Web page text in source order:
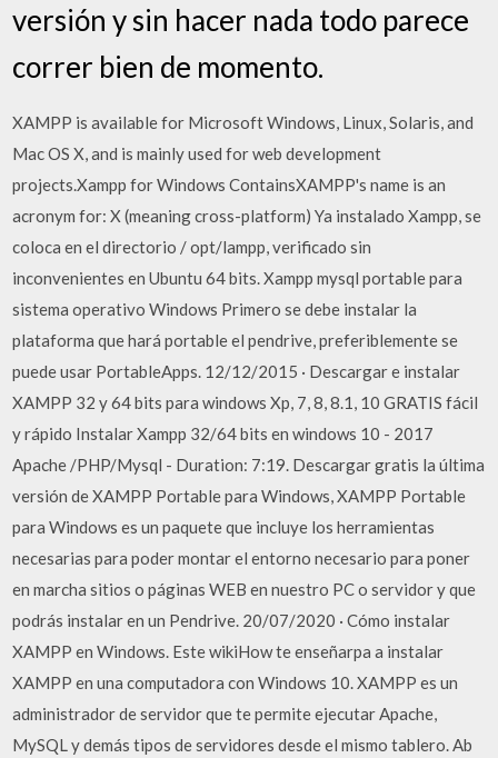
versión y sin hacer nada todo parece
correr bien de momento.
XAMPP is available for Microsoft Windows, Linux, Solaris, and
Mac OS X, and is mainly used for web development
projects.Xampp for Windows ContainsXAMPP's name is an
acronym for: X (meaning cross-platform) Ya instalado Xampp, se
coloca en el directorio / opt/lampp, verificado sin
inconvenientes en Ubuntu 64 bits. Xampp mysql portable para
sistema operativo Windows Primero se debe instalar la
plataforma que hará portable el pendrive, preferiblemente se
puede usar PortableApps. 12/12/2015 · Descargar e instalar
XAMPP 32 y 64 bits para windows Xp, 7, 8, 8.1, 10 GRATIS fácil
y rápido Instalar Xampp 32/64 bits en windows 10 - 2017
Apache /PHP/Mysql - Duration: 7:19. Descargar gratis la última
versión de XAMPP Portable para Windows, XAMPP Portable
para Windows es un paquete que incluye los herramientas
necesarias para poder montar el entorno necesario para poner
en marcha sitios o páginas WEB en nuestro PC o servidor y que
podrás instalar en un Pendrive. 20/07/2020 · Cómo instalar
XAMPP en Windows. Este wikiHow te enseñarpa a instalar
XAMPP en una computadora con Windows 10. XAMPP es un
administrador de servidor que te permite ejecutar Apache,
MySQL y demás tipos de servidores desde el mismo tablero. Ab